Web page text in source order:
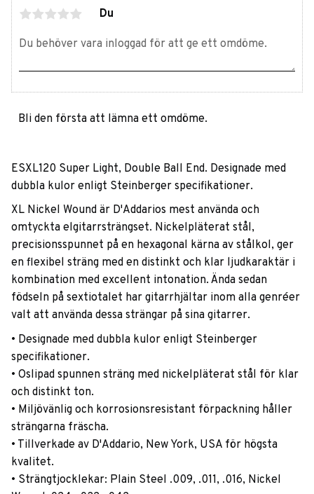
Du
Bli den första att lämna ett omdöme.
ESXL120 Super Light, Double Ball End. Designade med
dubbla kulor enligt Steinberger specifikationer.
XL Nickel Wound är D'Addarios mest använda och
omtyckta elgitarrsträngset. Nickelpläterat stål,
precisionsspunnet på en hexagonal kärna av stålkol, ger
en flexibel sträng med en distinkt och klar ljudkaraktär i
kombination med excellent intonation. Ända sedan
födseln på sextiotalet har gitarrhjältar inom alla genréer
valt att använda dessa strängar på sina gitarrer.
• Designade med dubbla kulor enligt Steinberger
specifikationer.
• Oslipad spunnen sträng med nickelpläterat stål för klar
och distinkt ton.
• Miljövänlig och korrosionsresistant förpackning håller
strängarna fräscha.
• Tillverkade av D'Addario, New York, USA för högsta
kvalitet.
• Strängtjocklekar: Plain Steel .009, .011, .016, Nickel